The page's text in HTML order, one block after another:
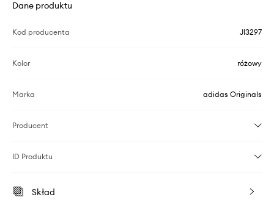
Dane produktu
Kod producenta JI3297
Kolor różowy
Marka adidas Originals
Producent
ID Produktu
Skład